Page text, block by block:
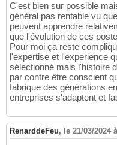
C'est bien sur possible
général pas rentable vu
peuvent apprendre
que l'évolution de ces
Pour moi ça reste
l'expertise et l'experience
sélectionné mais l'histoire
par contre être conscient
fabrique des générations
entreprises s'adaptent et
RenarddeFeu, le 21/03/2024